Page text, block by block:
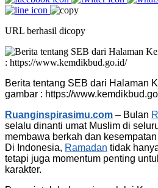
URL berhasil dicopy
Berita tentang SEB dari Halaman
gambar : https://
Ruanginspirasimu.com – Bulan
selalu dinanti umat Muslim di
membawa berkah dan
Di Indonesia, Ramadan tidak
tetapi juga momentum penting
karakter.